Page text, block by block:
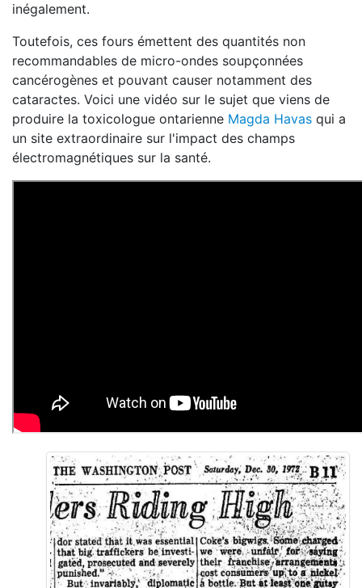
inégalement.
Toutefois, ces fours émettent des quantités non
recommandables de micro-ondes soupçonnées
cancérogènes et pouvant causer notamment des
cataractes. Voici une vidéo sur le sujet que viens de
produire la toxicologue ontarienne Magda Havas qui a
un site extraordinaire sur l'impact des champs
électromagnétiques sur la santé.